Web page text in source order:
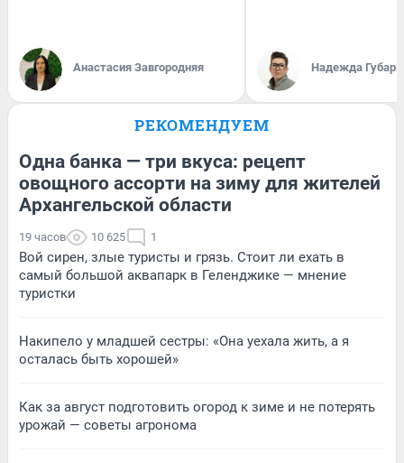
Анастасия Завгородняя Надежда Губарь
РЕКОМЕНДУЕМ
Одна банка — три вкуса: рецепт
овощного ассорти на зиму для жителей
Архангельской области
19 часов 10 625 1
Вой сирен, злые туристы и грязь. Стоит ли ехать в
самый большой аквапарк в Геленджике — мнение
туристки
Накипело у младшей сестры: «Она уехала жить, а я
осталась быть хорошей»
Как за август подготовить огород к зиме и не потерять
урожай — советы агронома